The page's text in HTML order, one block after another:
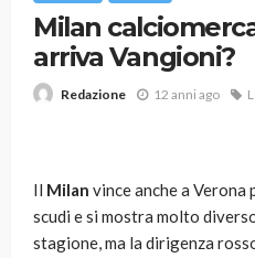
Milan
arriva Vangioni?
Redazione 12 anni ago
Il Milan vince anche a Verona
scudi e si mostra molto
stagione, ma la dirigenza